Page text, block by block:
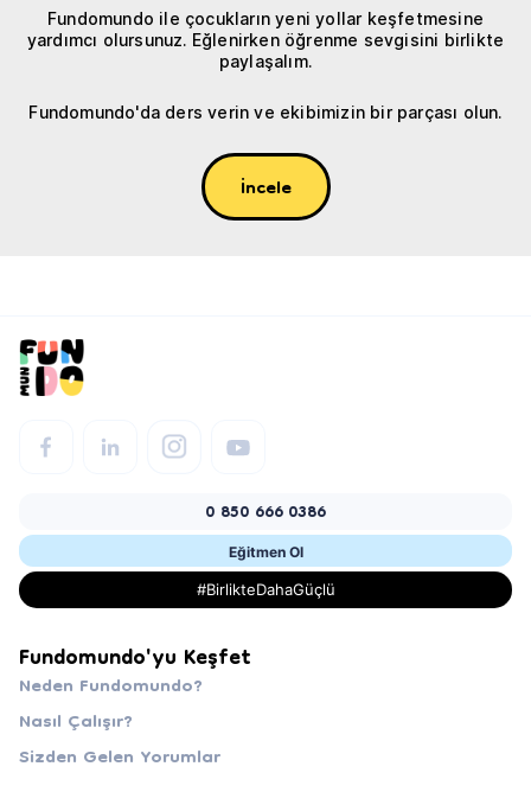
Fundomundo ile çocukların yeni yollar keşfetmesine
yardımcı olursunuz. Eğlenirken öğrenme sevgisini birlikte
paylaşalım.
Fundomundo'da ders verin ve ekibimizin bir parçası olun.
İncele
0 850 666 0386
Eğitmen Ol
#BirlikteDahaGüçlü
Fundomundo'yu Keşfet
Neden Fundomundo?
Nasıl Çalışır?
Sizden Gelen Yorumlar